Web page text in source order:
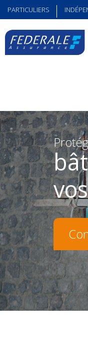
PARTICULIERS